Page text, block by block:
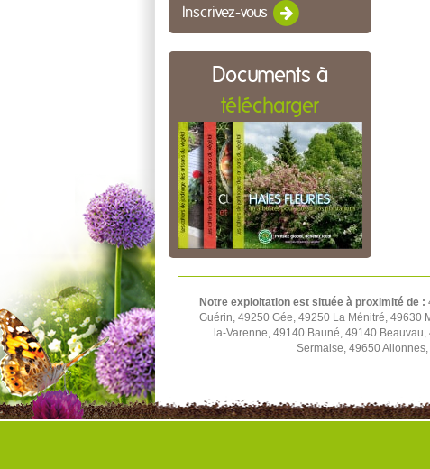
Inscrivez-vous
Documents à
télécharger
Notre exploitation est située à proximité de :
Guérin, 49250 Gée, 49250 La Ménitré, 49630
la-Varenne, 49140 Bauné, 49140
Sermaise, 49650